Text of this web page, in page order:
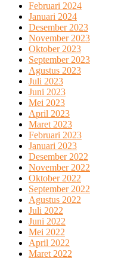
Februari 2024
Januari 2024
Desember 2023
November 2023
Oktober 2023
September 2023
Agustus 2023
Juli 2023
Juni 2023
Mei 2023
April 2023
Maret 2023
Februari 2023
Januari 2023
Desember 2022
November 2022
Oktober 2022
September 2022
Agustus 2022
Juli 2022
Juni 2022
Mei 2022
April 2022
Maret 2022